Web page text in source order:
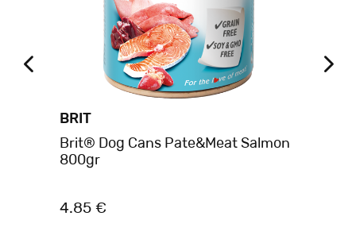
BRIT
Brit® Dog Cans Pate&Meat Salmon
800gr
4.85 €